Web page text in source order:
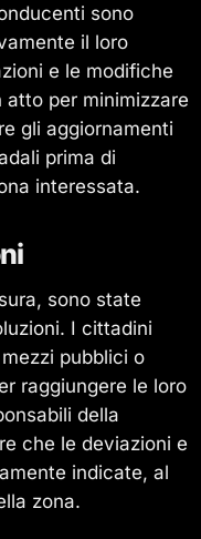
sono
il loro
e le modifiche
per minimizzare
gli aggiornamenti
prima di
interessata.
sono state
I cittadini
pubblici o
raggiungere le loro
della
che le deviazioni e
indicate, al
zona.